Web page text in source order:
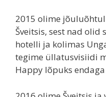
2015 olime
Šveitsis, sest nad olid
hotelli ja kolimas
tegime üllatusvisiidi
Happy lõpuks